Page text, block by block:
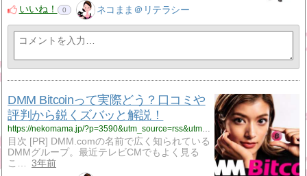
いいね！ 0 ネコまま＠リテラシー
DMM Bitcoinって実際どう？口コミや
評判から鋭くズバッと解説！
https://nekomama.jp/?p=3590&utm_source=rss&utm_medium=rss&utm_campaign=dmm-bitcoin%25e3%2581%25a3%25e3%2581%25a6%25e5%25ae%259f%25e9%259a%259b%25e3%2581%25a9%25e3%2581%2586%25ef%25bc%259f%25e5%258f%25a3%25e3%2582%25b3%25e3%2583%259f%25e3%2582%2584%25e8%25a9%2595%25e5%2588%25a4%25e3%2581%258b%25e3%2582%2589%25e9%258b%25ad%25e3%2581%258f%25e3%2582%25ba%25e3%2583%2590%25e3%2583%2583%25e3%2581%25a8
目次 [PR] DMM.comの名前で広く知られている
DMMグループ。最近テレビCMでもよく見る
こ…
3年前